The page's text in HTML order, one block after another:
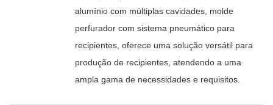
alumínio com múltiplas cavidades, molde
perfurador com sistema pneumático para
recipientes, oferece uma solução versátil para
produção de recipientes, atendendo a uma
ampla gama de necessidades e requisitos.